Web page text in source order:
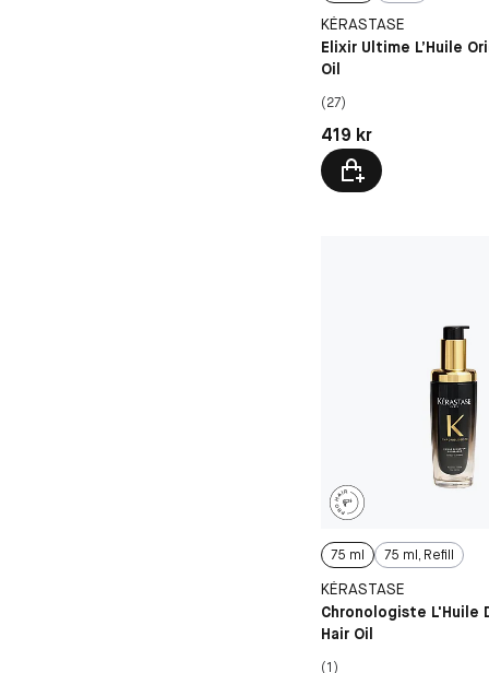
KÉRASTASE
Elixir Ultime L’Huile
Oil
(27)
Pris: 419 kr
419 kr
75 ml 75 ml, Refill
KÉRASTASE
Chronologiste L'Huile
Hair Oil
(1)